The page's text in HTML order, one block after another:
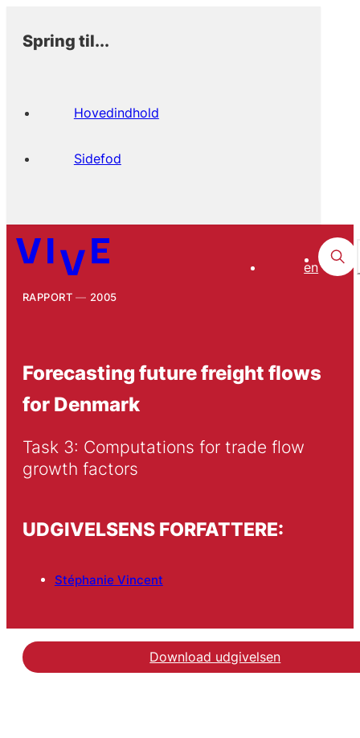
Spring til...
Hovedindhold
Sidefod
en
RAPPORT 2005
Forecasting future freight flows
for Denmark
Task 3: Computations for trade flow
growth factors
UDGIVELSENS FORFATTERE:
Stéphanie Vincent
Download udgivelsen